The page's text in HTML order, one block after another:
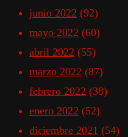
junio 2022 (92)
mayo 2022 (60)
abril 2022 (55)
marzo 2022 (87)
febrero 2022 (38)
enero 2022 (52)
diciembre 2021 (54)